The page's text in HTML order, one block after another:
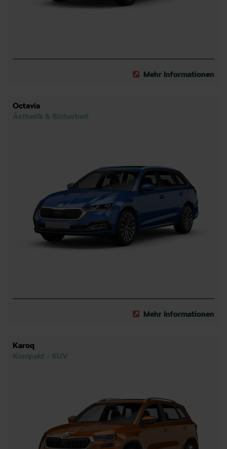
Mehr Informationen
Octavia
Ästhetik & Sicherheit
Mehr Informationen
Karoq
Kompakt - SUV